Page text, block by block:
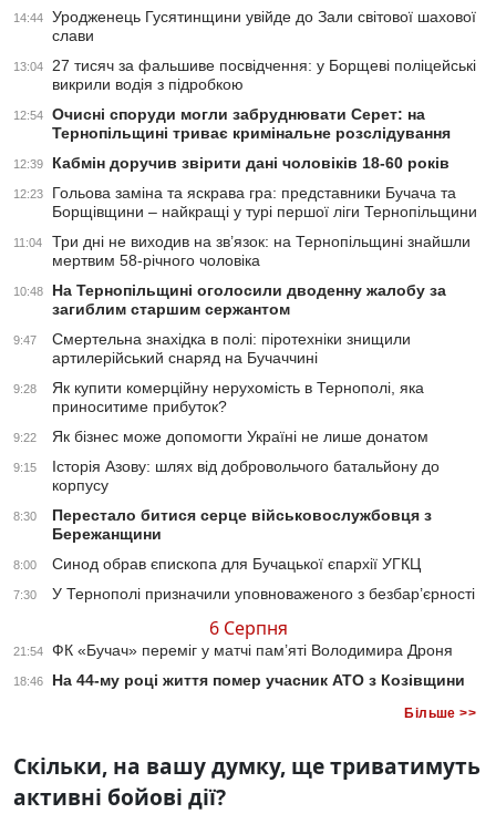
14:44
Уродженець Гусятинщини увійде до Зали світової шахової
слави
13:04
27 тисяч за фальшиве посвідчення: у Борщеві поліцейські
викрили водія з підробкою
12:54
Очисні споруди могли забруднювати Серет: на
Тернопільщині триває кримінальне розслідування
12:39 Кабмін доручив звірити дані чоловіків 18-60 років
12:23
Гольова заміна та яскрава гра: представники Бучача та
Борщівщини – найкращі у турі першої ліги Тернопільщини
11:04
Три дні не виходив на зв’язок: на Тернопільщині знайшли
мертвим 58-річного чоловіка
10:48
На Тернопільщині оголосили дводенну жалобу за
загиблим старшим сержантом
9:47
Смертельна знахідка в полі: піротехніки знищили
артилерійський снаряд на Бучаччині
9:28
Як купити комерційну нерухомість в Тернополі, яка
приноситиме прибуток?
9:22 Як бізнес може допомогти Україні не лише донатом
9:15
Історія Азову: шлях від добровольчого батальйону до
корпусу
8:30
Перестало битися серце військовослужбовця з
Бережанщини
8:00 Синод обрав єпископа для Бучацької єпархії УГКЦ
7:30 У Тернополі призначили уповноваженого з безбар’єрності
6 Серпня
21:54 ФК «Бучач» переміг у матчі пам’яті Володимира Дроня
18:46 На 44-му році життя помер учасник АТО з Козівщини
Більше >>
Скільки, на вашу думку, ще триватимуть
активні бойові дії?